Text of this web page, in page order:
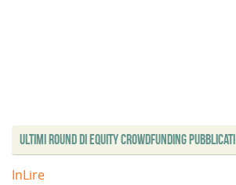
Ultimi Round di Equity Crowdfunding Pubblicati
InLire